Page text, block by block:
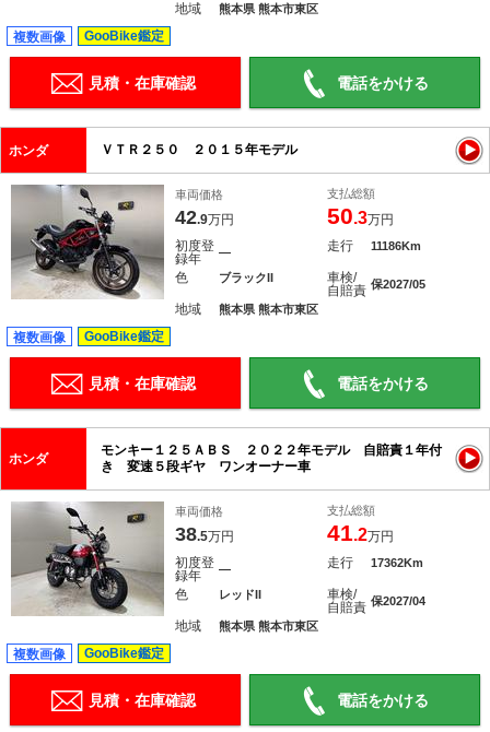
地域 熊本県 熊本市東区
複数画像 GooBike鑑定
見積・在庫確認 電話をかける
ホンダ ＶＴＲ２５０ ２０１５年モデル
車両価格
42.9万円
支払総額
50.3万円
初度登
録年
― 走行 11186Km
色 ブラックII
車検/
自賠責 保2027/05
地域 熊本県 熊本市東区
複数画像 GooBike鑑定
見積・在庫確認 電話をかける
ホンダ
モンキー１２５ＡＢＳ ２０２２年モデル 自賠責１年付
き 変速５段ギヤ ワンオーナー車
車両価格
38.5万円
支払総額
41.2万円
初度登
録年
― 走行 17362Km
色 レッドII
車検/
自賠責 保2027/04
地域 熊本県 熊本市東区
複数画像 GooBike鑑定
見積・在庫確認 電話をかける